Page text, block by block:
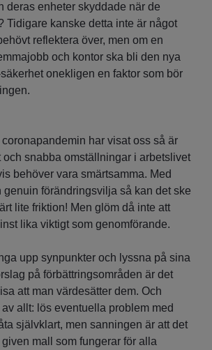
deras enheter skyddade när de
Tidigare kanske detta inte är något
reflektera över, men om en
och kontor ska bli den nya
onekligen en faktor som bör
har visat oss så är
och snabba omställningar i arbetslivet
behöver vara smärtsamma. Med
genuin förändringsvilja så kan det ske
lite friktion! Men glöm då inte att
lika viktigt som genomförande.
upp synpunkter och lyssna på sina
på förbättringsområden är det
att man värdesätter dem. Och
allt: lös eventuella problem med
självklart, men sanningen är att det
mall som fungerar för alla